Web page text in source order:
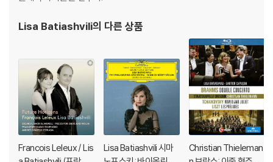
Lisa Batiashvili의 다른 상품
Francois Leleux / Lis
Lisa Batiashvili 시마
Christian Thieleman